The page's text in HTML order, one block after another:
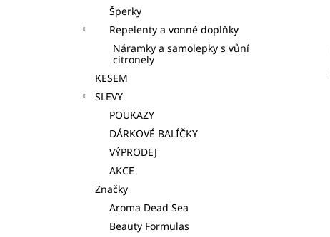
Šperky
Repelenty a vonné doplňky
Náramky a samolepky s vůní
citronely
KESEM
SLEVY
POUKAZY
DÁRKOVÉ BALÍČKY
VÝPRODEJ
AKCE
Značky
Aroma Dead Sea
Beauty Formulas